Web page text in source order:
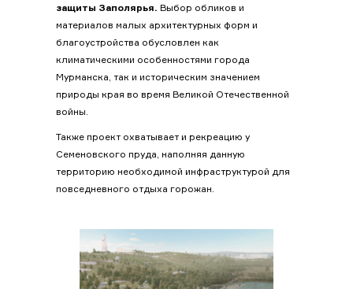
защиты Заполярья. Выбор обликов и
материалов малых архитектурных форм и
благоустройства обусловлен как
климатическими особенностями города
Мурманска, так и историческим значением
природы края во время Великой Отечественной
войны.
Также проект охватывает и рекреацию у
Семеновского пруда, наполняя данную
территорию необходимой инфраструктурой для
повседневного отдыха горожан.